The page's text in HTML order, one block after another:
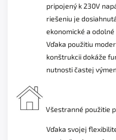
pripojený k 230V
riešeniu je
ekonomické a
Vďaka použitiu
konštrukcii dokáže
nutnosti častej
Všestranné použitie
Vďaka svojej